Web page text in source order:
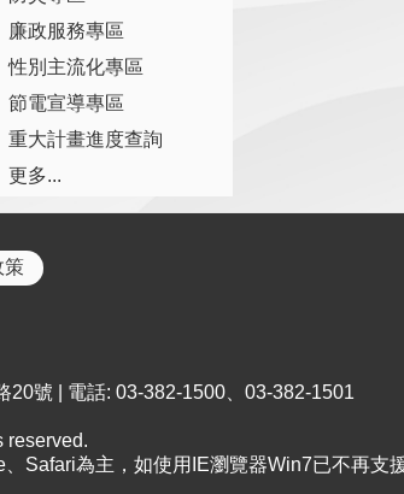
廉政服務專區
性別主流化專區
節電宣導專區
重大計畫進度查詢
更多...
策
號 | 電話: 03-382-1500、03-382-1501
reserved.
Safari為主，如使用IE瀏覽器Win7已不再支